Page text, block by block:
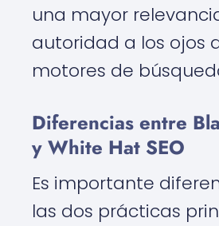
una mayor
autoridad a los ojos
motores de
Diferencias entre
y White Hat SEO
Es importante
las dos prácticas